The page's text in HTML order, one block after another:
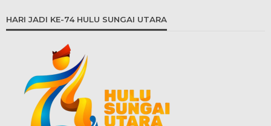
HARI JADI KE-74 HULU SUNGAI UTARA